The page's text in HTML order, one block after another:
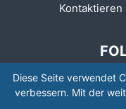
Kontaktieren
Diese Seite verwendet
verbessern. Mit der